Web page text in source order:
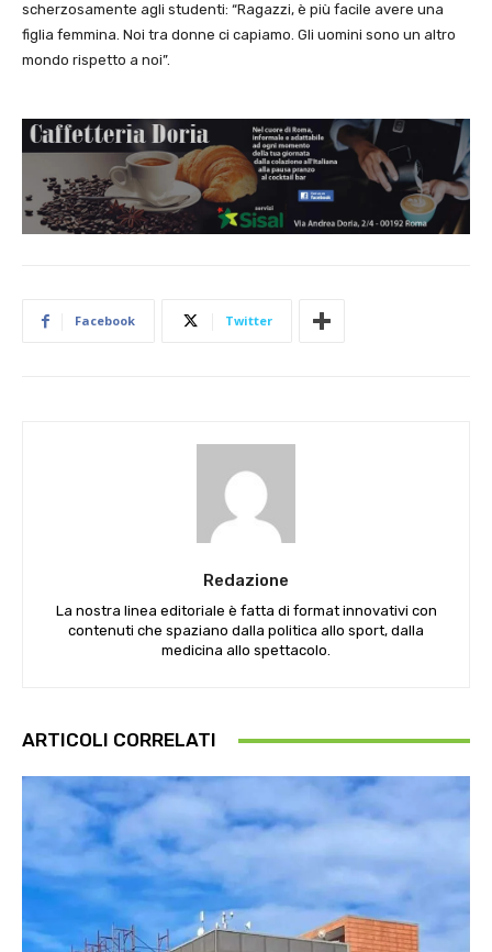
scherzosamente agli studenti: “Ragazzi, è più facile avere una
figlia femmina. Noi tra donne ci capiamo. Gli uomini sono un altro
mondo rispetto a noi”.
Facebook Twitter
Redazione
La nostra linea editoriale è fatta di format innovativi con
contenuti che spaziano dalla politica allo sport, dalla
medicina allo spettacolo.
ARTICOLI CORRELATI